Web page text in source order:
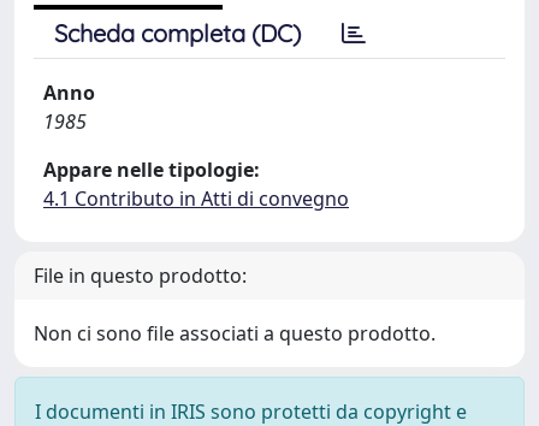
Scheda completa (DC)
Anno
1985
Appare nelle tipologie:
4.1 Contributo in Atti di convegno
File in questo prodotto:
Non ci sono file associati a questo prodotto.
I documenti in IRIS sono protetti da copyright e